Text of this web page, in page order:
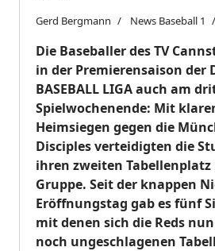
Gerd Bergmann News Baseball 1
Die Baseballer des TV
in der Premierensaison der
BASEBALL LIGA auch am
Spielwochenende: Mit
Heimsiegen gegen die
Disciples verteidigten die
ihren zweiten Tabellenplatz
Gruppe. Seit der knappen
Eröffnungstag gab es fünf
mit denen sich die Reds
noch ungeschlagenen